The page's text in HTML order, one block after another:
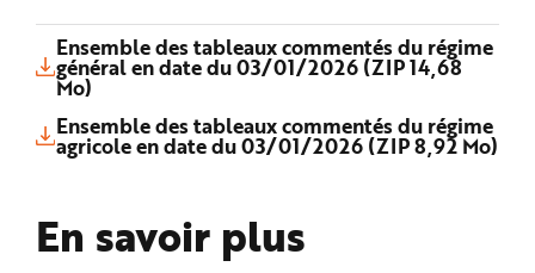
Ensemble des tableaux commentés du régime
général en date du 03/01/2026 (ZIP 14,68
Mo)
Ensemble des tableaux commentés du régime
agricole en date du 03/01/2026 (ZIP 8,92 Mo)
En savoir plus